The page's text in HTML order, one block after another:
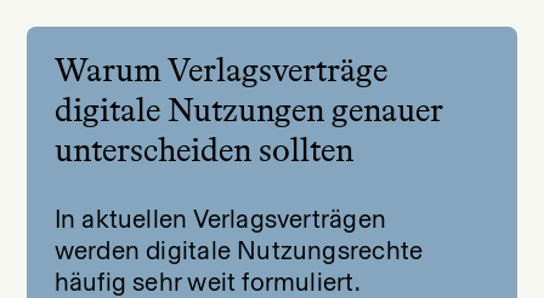
Warum Verlagsverträge
digitale Nutzungen genauer
unterscheiden sollten
In aktuellen Verlagsverträgen
werden digitale Nutzungsrechte
häufig sehr weit formuliert.